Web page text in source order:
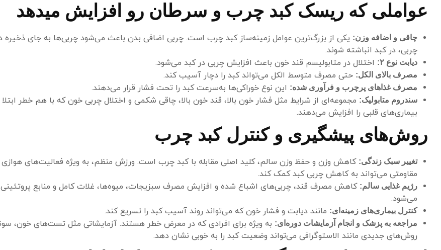
عواملی که ریسک کبد چرب و سرطان رو افزایش میدهد
چاقی و اضافه وزن: یکی از بزرگ‌ترین عوامل زمینه‌ساز کبد چرب است. چربی اضافی بدن باعث می‌شود چربی‌ها به جای ذخیره
چربی، در کبد انباشته شوند.
دیابت نوع ۲: اختلال در متابولیسم قند خون باعث افزایش چربی در کبد می‌شود.
مصرف بالای الکل: حتی مصرف متوسط الکل می‌تواند کبد را دچار آسیب کند.
مصرف غذاهای پرچرب و فرآوری شده: این نوع خوراکی‌ها به‌سرعت کبد را تحت فشار قرار می‌دهند.
سندروم متابولیک: مجموعه‌ای از شرایط مثل فشار خون بالا، قند خون بالا، چاقی شکمی و اختلال چربی خون که با هم خطر
بیماری‌های قلبی را افزایش می‌دهند.
روش‌های پیشگیری و کنترل کبد چرب
تغییر سبک زندگی: کاهش وزن و حفظ وزن سالم، کلید اصلی مقابله با کبد چرب است. ورزش منظم، به ویژه فعالیت‌های هوازی
مقاومتی می‌تواند به کاهش چربی کبد کمک کند.
رژیم غذایی سالم: کاهش مصرف قند، چربی‌های اشباع شده و افزایش مصرف سبزیجات، میوه‌ها، غلات کامل و منابع
می‌شود.
کنترل بیماری‌های زمینه‌ای: مانند دیابت و فشار خون که می‌تواند روند آسیب کبد را تسریع کند.
مراجعه به پزشک و انجام آزمایشات دوره‌ای: به ویژه برای افرادی که در معرض خطر هستند. آزمایشاتی مثل تست‌های خون،
روش‌های جدیدی مانند الاستوگرافی می‌تواند وضعیت کبد را به خوبی نشان دهد.